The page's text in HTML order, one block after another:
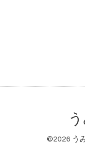
©2026 う